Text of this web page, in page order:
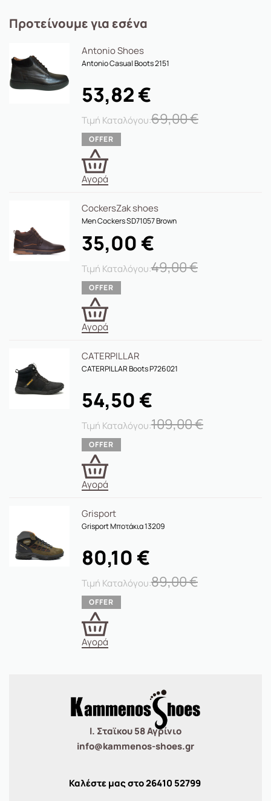
Προτείνουμε για εσένα
Antonio Shoes
Antonio Casual Boots 2151
69,00€
53,82€
Αγορά
CockersZak shoes
Men Cockers SD71057 Brown
49,00€
35,00 €
Αγορά
CATERPILLAR
CATERPILLAR Boots P726021
109,00€
54,50 €
Αγορά
Grisport
Grisport Μποτάκια 13209
89,00€
80,10 €
Αγορά
Ι. Σταϊκου 58 Αγρίνιο
info@kammenos-shoes.gr
Καλέστε μας στο26410 52799